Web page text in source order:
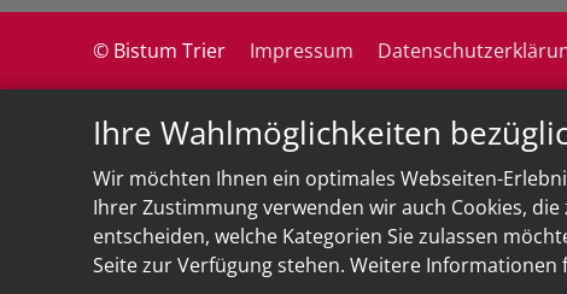
Ihre Wahlmöglichkeiten
Wir möchten Ihnen ein optimales Webseiten-
Ihrer Zustimmung verwenden wir auch Cookies,
entscheiden, welche Kategorien Sie zulassen
Seite zur Verfügung stehen. Weitere Informationen
© Bistum Trier Impressum